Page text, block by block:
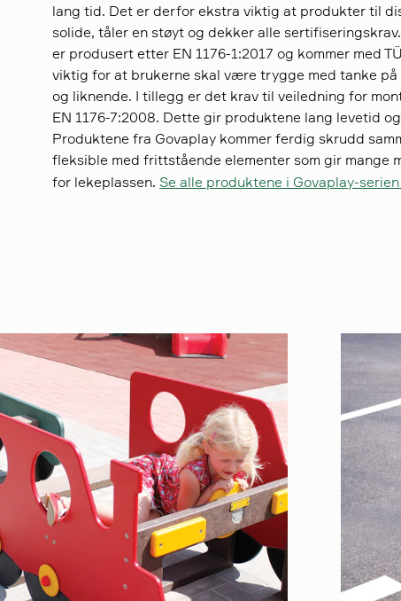
lang tid. Det er derfor ekstra viktig at produkter til
solide, tåler en støyt og dekker alle
er produsert etter EN 1176-1:2017 og kommer med
viktig for at brukerne skal være trygge med tanke
og liknende. I tillegg er det krav til veiledning for
EN 1176-7:2008. Dette gir produktene lang levetid
Produktene fra Govaplay kommer ferdig skrudd
fleksible med frittstående elementer som gir mange
for lekeplassen.Se alle produktene i Govaplay-serien